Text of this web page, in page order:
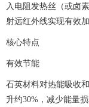
入电阻发热丝（或卤
射远红外线实现有效
核心特点
有效节能
石英材料对热能吸收
升约30%，减少能量损